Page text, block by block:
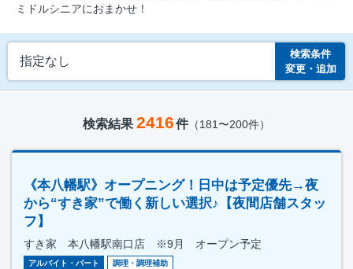
ミドルシニアにおまかせ！
指定なし
検索条件
変更・追加
検索結果 2416件（181〜200件）
《本八幡駅》オープニング！日中は予定優先→夜
から“すき家”で働く新しい選択♪【夜間店舗スタッ
フ】
すき家 本八幡駅南口店 ※9月 オープン予定
アルバイト・パート 調理・調理補助